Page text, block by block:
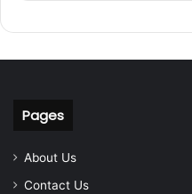
Pages
About Us
Contact Us